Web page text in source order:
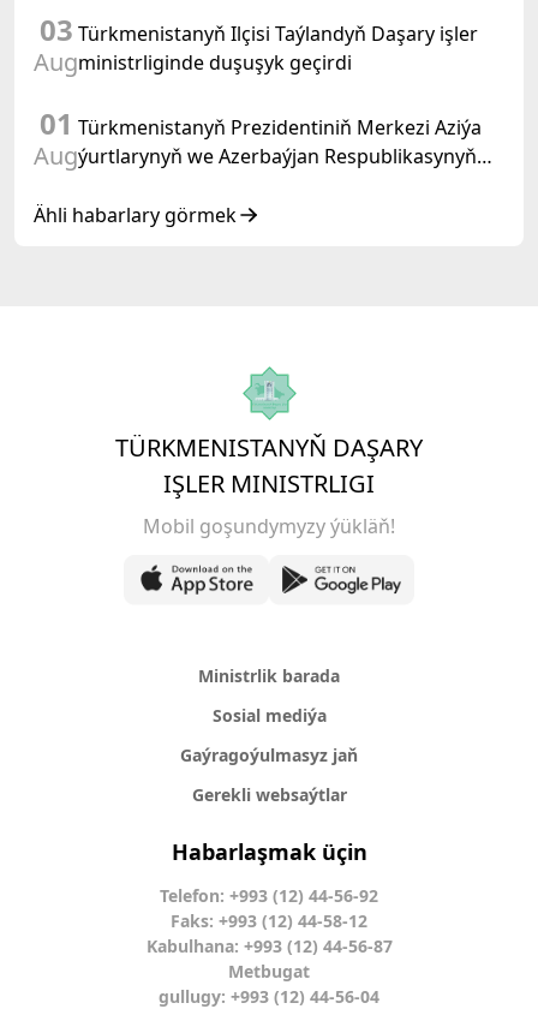
03
Aug
Türkmenistanyň Ilçisi Taýlandyň Daşary işler
ministrliginde duşuşyk geçirdi
01
Aug
Türkmenistanyň Prezidentiniň Merkezi Aziýa
ýurtlarynyň we Azerbaýjan Respublikasynyň
duşuşygyndaky ÇYKYŞY
Ähli habarlary görmek
TÜRKMENISTANYŇ DAŞARY
IŞLER MINISTRLIGI
Mobil goşundymyzy ýükläň!
Ministrlik barada
Sosial mediýa
Gaýragoýulmasyz jaň
Gerekli websaýtlar
Habarlaşmak üçin
Telefon: +993 (12) 44-56-92
Faks: +993 (12) 44-58-12
Kabulhana: +993 (12) 44-56-87
Metbugat
gullugy: +993 (12) 44-56-04